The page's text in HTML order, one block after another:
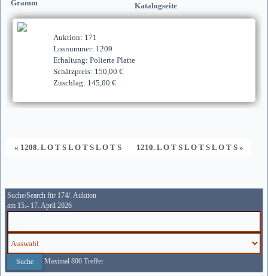
Katalogseite
Auktion: 171
Losnummer: 1209
Erhaltung: Polierte Platte
Schätzpreis: 150,00 €
Zuschlag: 145,00 €
« 1208. L O T S L O T S L O T S 1210. L O T S L O T S L O T S »
Suche/Search für 174/. Auktion
am 15.- 17. April 2026
Maximal 800 Treffer